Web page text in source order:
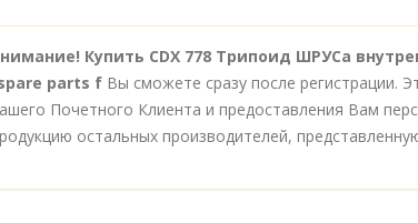
Купить CDX 778 Трипоид ШРУСа
parts f Вы сможете сразу после регистрации.
Почетного Клиента и предоставления Вам
остальных производителей,